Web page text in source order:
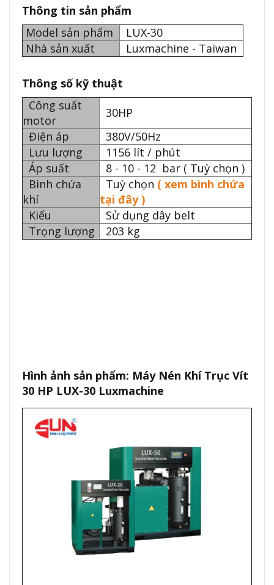
Thông tin sản phẩm
Model sản phẩm
LUX-30
Nhà sản xuất
Luxmachine - Taiwan
Thông số kỹ thuật
Công suất
motor
30HP
Điện áp
380V/50Hz
Lưu lượng
1156 lít / phút
Áp suất
8 - 10 - 12 bar ( Tuỳ chọn )
Bình chứa
khí
Tuỳ chọn ( xem bình chứa
tại đây )
Kiểu
Sử dụng dây belt
Trọng lượng
203 kg
Hình ảnh sản phẩm: Máy Nén Khí Trục Vít
30 HP LUX-30 Luxmachine